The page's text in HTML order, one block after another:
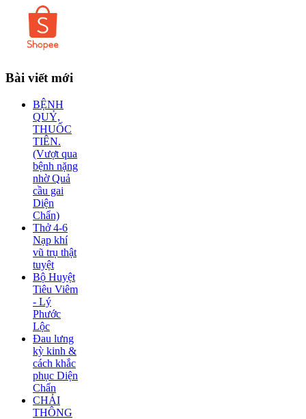
Bài viết mới
BỆNH
QUỶ,
THUỐC
TIÊN.
(Vượt qua
bệnh nặng
nhờ Quả
cầu gai
Diện
Chẩn)
Thở 4-6
Nạp khí
vũ trụ thật
tuyệt
Bộ Huyệt
Tiêu Viêm
- Lý
Phước
Lộc
Đau lưng
kỳ kinh &
cách khắc
phục Diện
Chẩn
CHẢI
THÔNG